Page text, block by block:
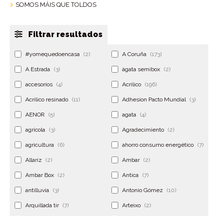
SOMOS MÁIS QUE TOLDOS
Filtrar resultados
#yomequedoencasa (2) A Coruña (173)
A Estrada (3) ágata semibox (2)
accesorios (4) Acrilico (196)
Acrilico resinado (11) Adhesion Pacto Mundial (3)
AENOR (5) agata (4)
agrícola (3) Agradecimiento (2)
agricultura (6) ahorro consumo energético (7)
Allariz (2) Ambar (2)
Ambar Box (2) Antica (7)
antilluvia (3) Antonio Gómez (10)
Arquillada tir (7) Arteixo (2)